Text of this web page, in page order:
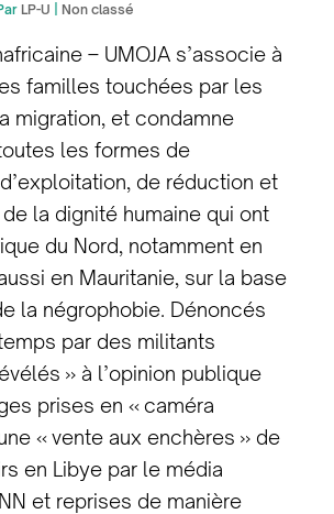
LP-U Non classé
– UMOJA s’associe à
familles touchées par les
migration, et condamne
les formes de
de réduction et
la dignité humaine qui ont
du Nord, notamment en
en Mauritanie, sur la base
la négrophobie. Dénoncés
par des militants
» à l’opinion publique
prises en « caméra
« vente aux enchères » de
en Libye par le média
et reprises de manière